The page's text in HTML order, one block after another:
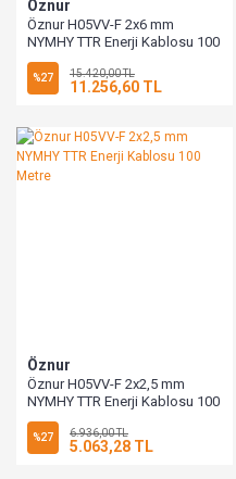
Öznur
Öznur H05VV-F 2x6 mm
NYMHY TTR Enerji Kablosu 100
Metre
%27 15.420,00 TL
11.256,60 TL
Öznur
Öznur H05VV-F 2x2,5 mm
NYMHY TTR Enerji Kablosu 100
Metre
%27 6.936,00 TL
5.063,28 TL